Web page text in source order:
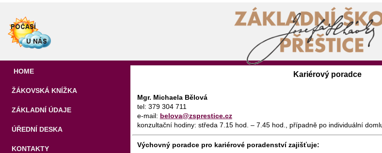
HOME
ŽÁKOVSKÁ KNÍŽKA
ZÁKLADNÍ ÚDAJE
ÚŘEDNÍ DESKA
KONTAKTY
Kariérový poradce
Mgr. Michaela Bělová
tel: 379 304 711
e-mail: belova@zsprestice.cz
konzultační hodiny: středa 7.15 hod. – 7.45 hod., případně po individuální
Výchovný poradce pro kariérové poradenství zajišťuje: